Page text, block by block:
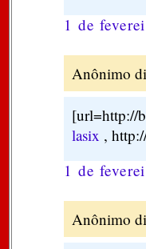
1 de
Anônimo
[url=http://
lasix ,
1 de
Anônimo